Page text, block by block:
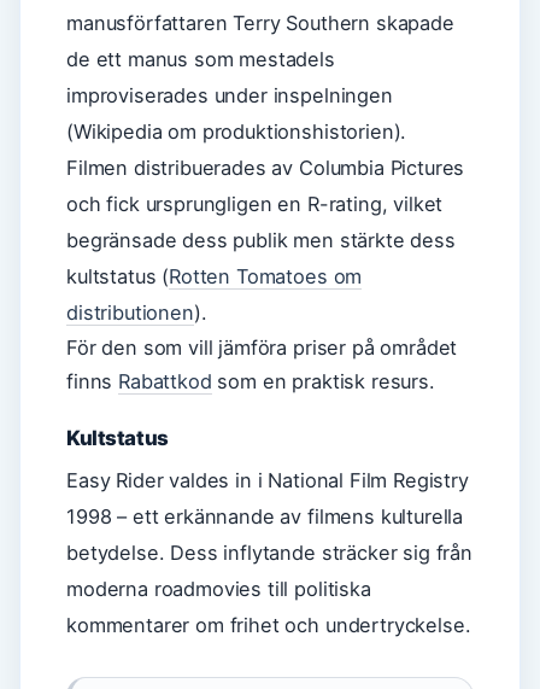
manusförfattaren Terry Southern skapade
de ett manus som mestadels
improviserades under inspelningen
(Wikipedia om produktionshistorien).
Filmen distribuerades av Columbia Pictures
och fick ursprungligen en R-rating, vilket
begränsade dess publik men stärkte dess
kultstatus (Rotten Tomatoes om
distributionen).
För den som vill jämföra priser på området
finns Rabattkod som en praktisk resurs.
Kultstatus
Easy Rider valdes in i National Film Registry
1998 – ett erkännande av filmens kulturella
betydelse. Dess inflytande sträcker sig från
moderna roadmovies till politiska
kommentarer om frihet och undertryckelse.